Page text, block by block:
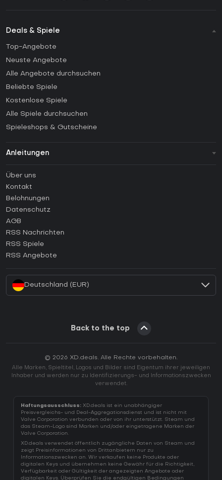
Deals & Spiele
Top-Angebote
Neuste Angebote
Alle Angebote durchsuchen
Beliebte Spiele
Kostenlose Spiele
Alle Spiele durchsuchen
Spieleshops & Gutscheine
Anleitungen
Anleitungen
Wie aktiviert man einen Steam CD Key?
Wie aktiviert man einen Epic Games CD Key?
Wie aktiviert man einen GOG CD Key?
Wie aktiviert man einen Ubisoft Connect CD Key?
Wie aktiviert man einen EA App CD Key?
Über uns
Kontakt
Belohnungen
Datenschutz
AGB
RSS Nachrichten
RSS Spiele
RSS Angebote
Deutschland (EUR)
Back to the top
© 2026 XD.deals. Alle Rechte vorbehalten.
Alle Marken, Spieltitel, Logos und Bilder sind Eigentum ihrer jeweiligen
Inhaber und werden nur zu Identifizierungs- und Informationszwecken
verwendet.
Haftungsausschluss: XD.deals ist ein unabhängiger
Preisvergleichs- und Deal-Aggregationsdienst und ist nicht mit
Valve Corporation verbunden oder von ihr unterstützt. Steam und
das Steam-Logo sind Marken und/oder eingetragene Marken der
Valve Corporation.
XD.deals verwendet öffentlich zugängliche Daten von Steam und
zeigt Preisinformationen von Drittanbietern nur zu
Informationszwecken an. Wir verkaufen keine Produkte oder
digitalen Keys und übernehmen keine Gewähr für die Richtigkeit,
Verfügbarkeit oder Gültigkeit der angezeigten Angebote oder
digitalen Keys. Überprüfen Sie die endgültigen Bedingungen